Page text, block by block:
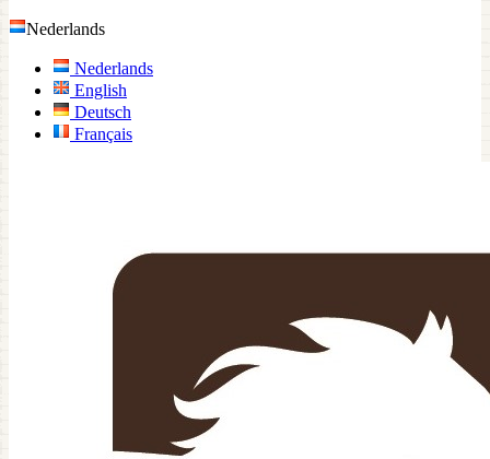
Nederlands
Nederlands
English
Deutsch
Français